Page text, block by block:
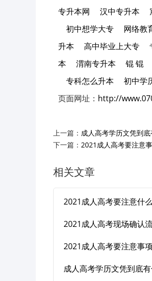
专升本网
汉中专升本
初中想学大专
网络教
升本
高中毕业上大专
本
渭南专升本 锟 锟
专科怎么升本
初中学
页面网址： http://
上一篇： 成人高考学历文凭到
下一篇： 2021成人高考要注意
相关文章
2021成人高考要注意什么
2021成人高考现场确认
2021成人高考要注意事项
成人高考学历文凭到底